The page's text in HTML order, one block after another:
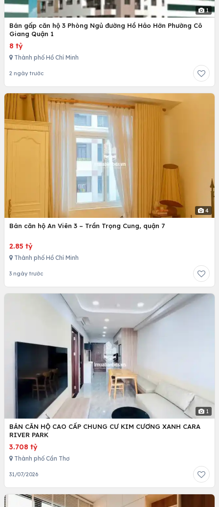
1
Bán gấp căn hộ 3 Phòng Ngủ đường Hồ Hảo Hớn Phường Cô
Giang Quận 1
8 tỷ
Thành phố Hồ Chí Minh
2 ngày trước
4
Bán căn hộ An Viên 3 – Trần Trọng Cung, quận 7
2.85 tỷ
Thành phố Hồ Chí Minh
3 ngày trước
1
BÁN CĂN HỘ CAO CẤP CHUNG CƯ KIM CƯƠNG XANH CARA
RIVER PARK
3.708 tỷ
Thành phố Cần Thơ
31/07/2026